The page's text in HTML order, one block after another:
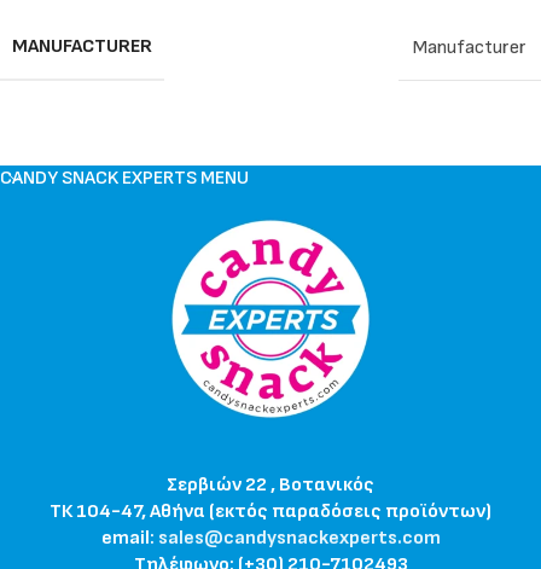
MANUFACTURER Manufacturer
CANDY SNACK EXPERTS MENU
Σερβιών 22 , Βοτανικός
ΤΚ 104-47, Αθήνα (εκτός παραδόσεις προϊόντων)
email: sales@candysnackexperts.com